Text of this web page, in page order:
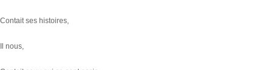
Contait ses histoires,
Il nous,